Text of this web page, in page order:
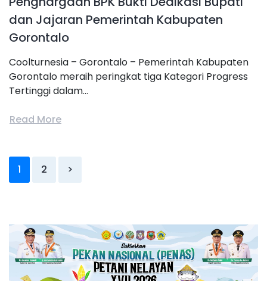
dan Jajaran Pemerintah Kabupaten
Gorontalo
Coolturnesia – Gorontalo – Pemerintah Kabupaten
Gorontalo meraih peringkat tiga Kategori Progress
Tertinggi dalam...
Read More
1 2 >